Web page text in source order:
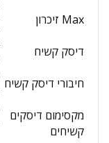
Max זיכרון
דיסק קשיח
חיבורי דיסק קשיח
מקסימום דיסקים
קשיחים